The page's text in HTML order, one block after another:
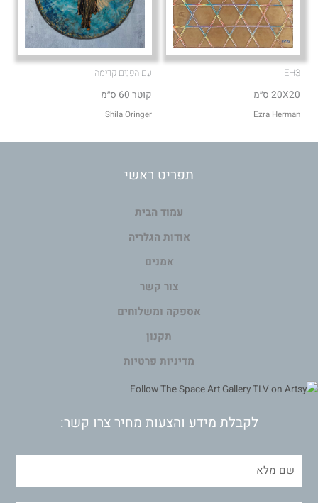
EH3
20X20 ס״מ
Ezra Herman
עם הפנים קדימה
קוטר 60 ס״מ
Shila Oringer
תפריט ראשי
עמוד הבית
אודות הגלריה
אמנים
צור קשר
אספקה ומשלוחים
תקנון
מדיניות פרטיות
לקבלת מידע והצעות מחיר צרו קשר: